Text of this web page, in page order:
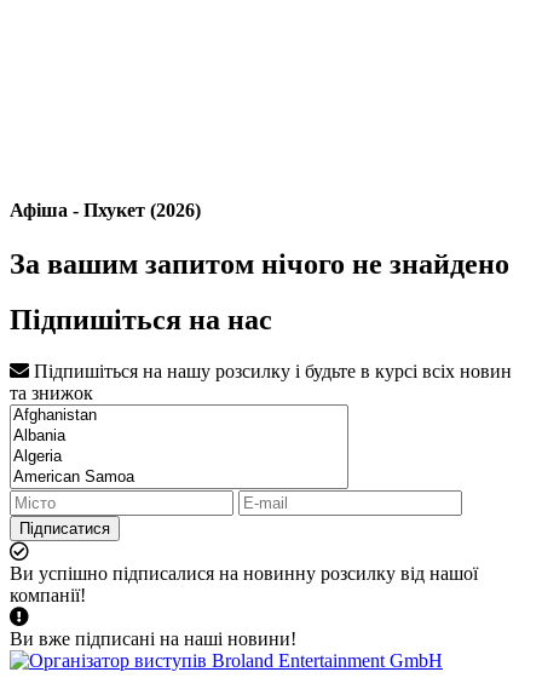
Афіша - Пхукет (2026)
За вашим запитом нічого не знайдено
Підпишіться на нас
Підпишіться на нашу розсилку і будьте в курсі всіх новин
та знижок
Підписатися
Ви успішно підписалися на новинну розсилку від нашої
компанії!
Ви вже підписані на наші новини!